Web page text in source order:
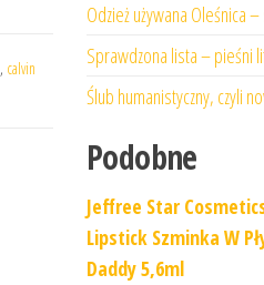
, calvin
Odzież używana Oleśnica
Sprawdzona lista – pieśni
Ślub humanistyczny, czyli
Podobne
Jeffree Star
Lipstick Szminka W
Daddy 5,6ml